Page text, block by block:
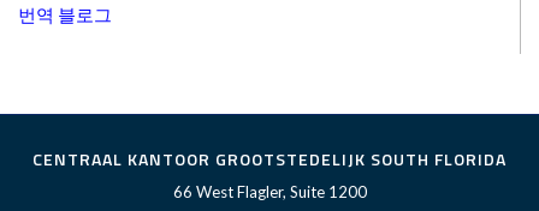
번역 블로그
CENTRAAL KANTOOR GROOTSTEDELIJK SOUTH FLORIDA
66 West Flagler, Suite 1200